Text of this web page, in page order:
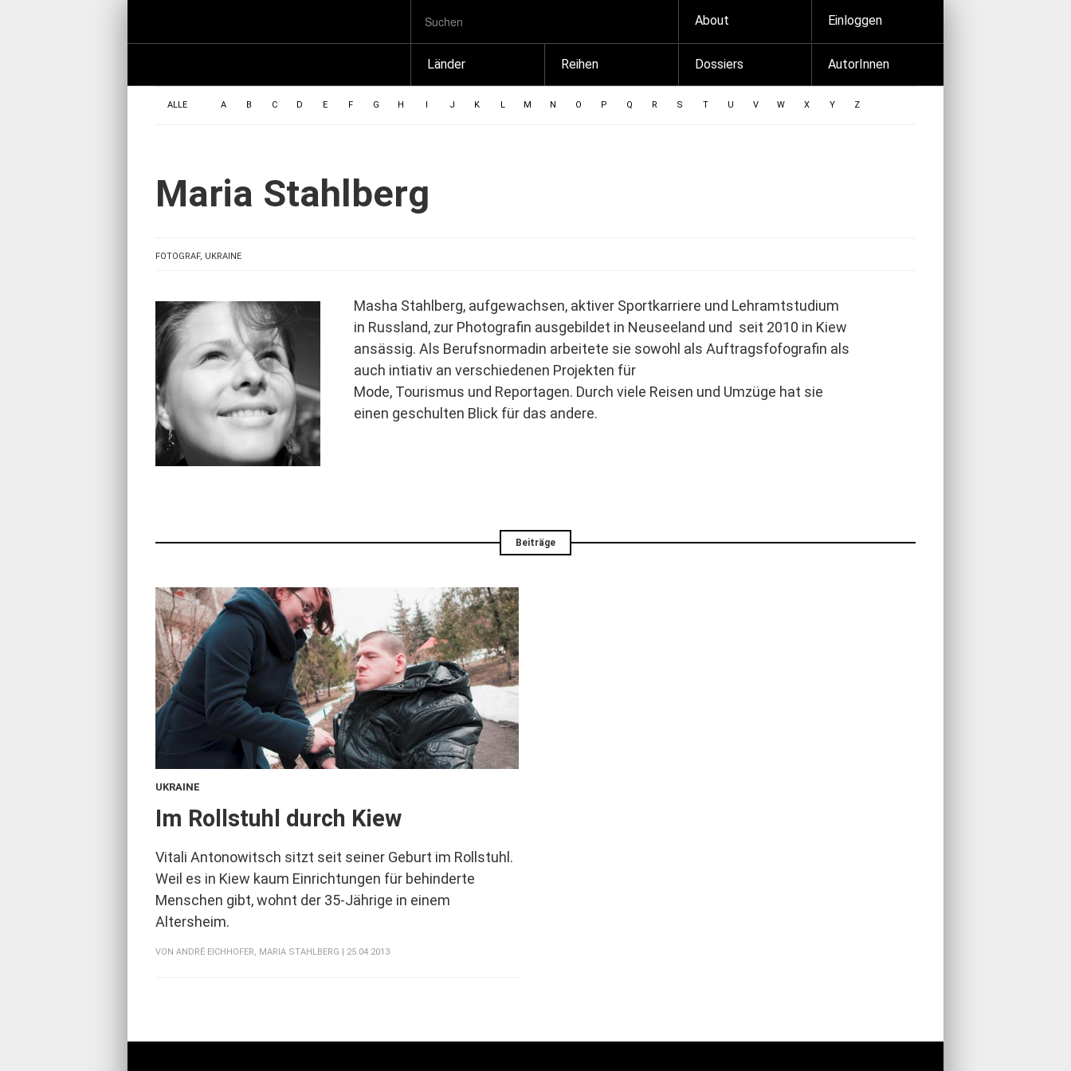
springen
About Einloggen
Länder Reihen Dossiers AutorInnen
ALLE A B C D E F G H I J K L M N O P Q R S T U V W X Y Z
Maria Stahlberg
FOTOGRAF, UKRAINE
Masha Stahlberg, aufgewachsen, aktiver Sportkarriere und Lehramtstudium
in Russland, zur Photografin ausgebildet in Neuseeland und seit 2010 in Kiew
ansässig. Als Berufsnormadin arbeitete sie sowohl als Auftragsfofografin als
auch intiativ an verschiedenen Projekten für
Mode, Tourismus und Reportagen. Durch viele Reisen und Umzüge hat sie
einen geschulten Blick für das andere.
Beiträge
UKRAINE
Im Rollstuhl durch Kiew
Vitali Antonowitsch sitzt seit seiner Geburt im Rollstuhl.
Weil es in Kiew kaum Einrichtungen für behinderte
Menschen gibt, wohnt der 35-Jährige in einem
Altersheim.
VON ANDRÉ EICHHOFER, MARIA STAHLBERG | 25.04.2013